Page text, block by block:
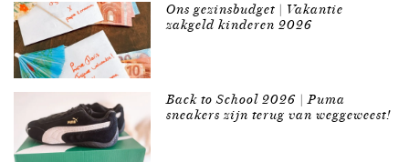
Ons gezinsbudget | Vakantie
zakgeld kinderen 2026
Back to School 2026 | Puma
sneakers zijn terug van weggeweest!